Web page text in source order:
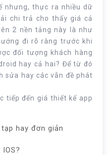
nhưng, thực ra nhiều dữ
chi trả cho thấy giá cả
2 nền tảng này là như
đi rõ ràng trước khi
đối tượng khách hàng
hay cả hai? Để từ đó
sửa hay các vẫn đề phát
tiếp đến giá thiết kế app
hay đơn giản